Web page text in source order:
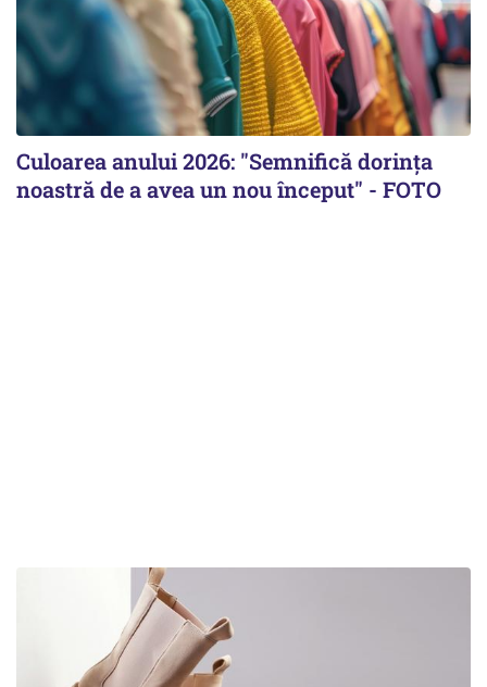
Culoarea anului 2026: "Semnifică dorința
noastră de a avea un nou început" - FOTO